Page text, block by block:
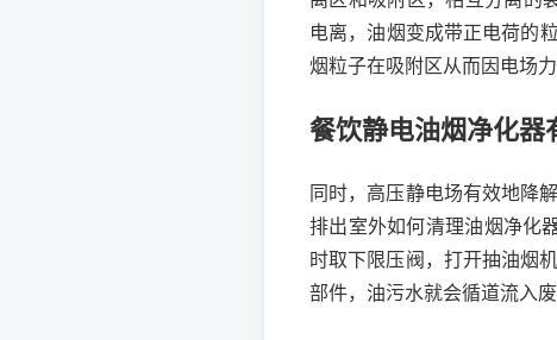
电离，油烟变成带正电荷的
烟粒子在吸附区从而因电场
餐饮静电油烟净化器
同时，高压静电场有效地降
排出室外如何清理油烟净化
时取下限压阀，打开抽油烟
部件，油污水就会循道流入废